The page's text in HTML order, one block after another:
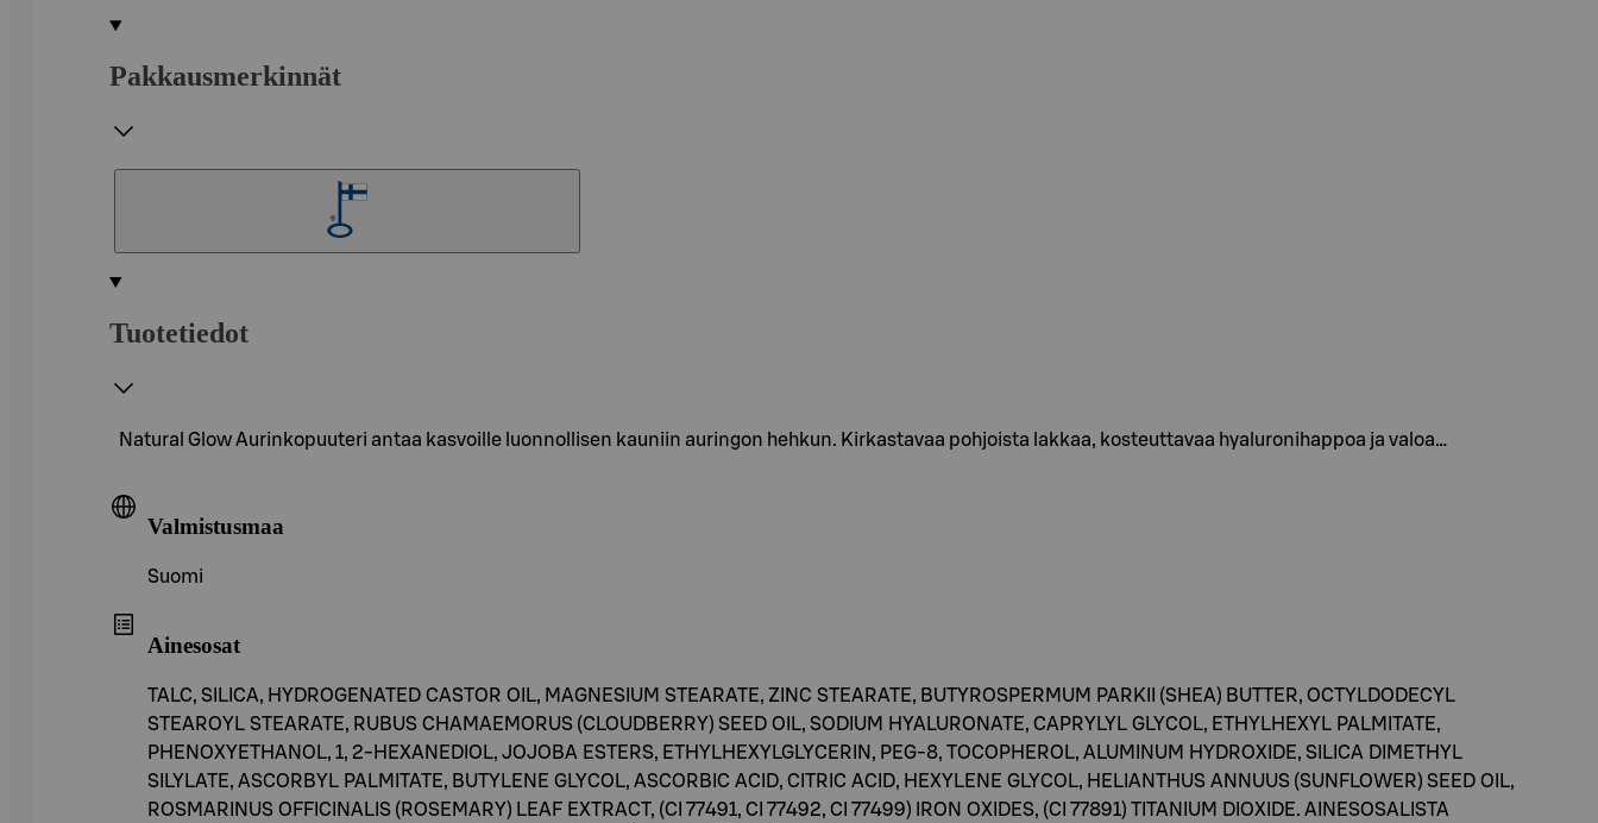
Pakkausmerkinnät
Tuotetiedot
Natural Glow Aurinkopuuteri antaa kasvoille luonnollisen kauniin auringon hehkun. Kirkastavaa pohjoista lakkaa, kosteuttavaa hyaluronihappoa ja valoa…
Valmistusmaa
Suomi
Ainesosat
TALC, SILICA, HYDROGENATED CASTOR OIL, MAGNESIUM STEARATE, ZINC STEARATE, BUTYROSPERMUM PARKII (SHEA) BUTTER, OCTYLDODECYL
STEAROYL STEARATE, RUBUS CHAMAEMORUS (CLOUDBERRY) SEED OIL, SODIUM HYALURONATE, CAPRYLYL GLYCOL, ETHYLHEXYL PALMITATE,
PHENOXYETHANOL, 1, 2-HEXANEDIOL, JOJOBA ESTERS, ETHYLHEXYLGLYCERIN, PEG-8, TOCOPHEROL, ALUMINUM HYDROXIDE, SILICA DIMETHYL
SILYLATE, ASCORBYL PALMITATE, BUTYLENE GLYCOL, ASCORBIC ACID, CITRIC ACID, HEXYLENE GLYCOL, HELIANTHUS ANNUUS (SUNFLOWER) SEED OIL,
ROSMARINUS OFFICINALIS (ROSEMARY) LEAF EXTRACT, (CI 77491, CI 77492, CI 77499) IRON OXIDES, (CI 77891) TITANIUM DIOXIDE. AINESOSALISTA